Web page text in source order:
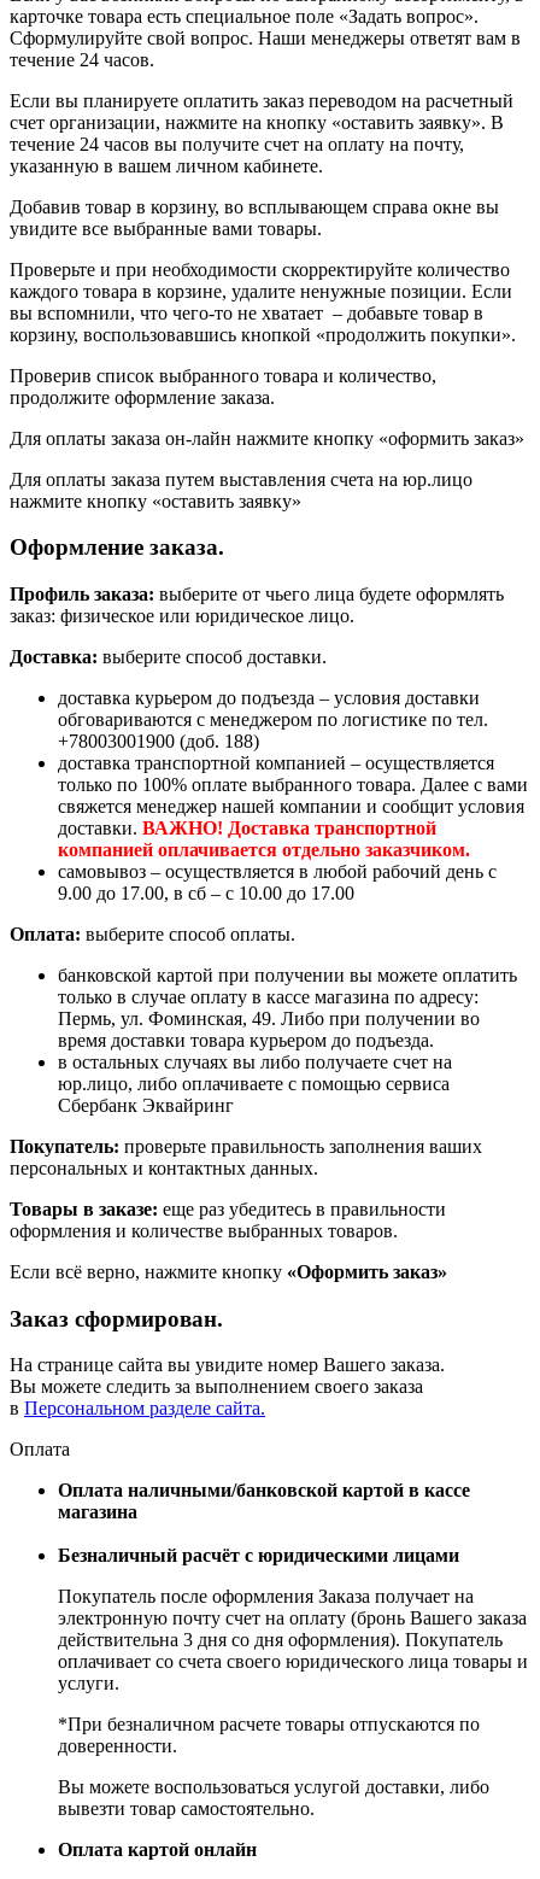
карточке товара есть специальное поле «Задать вопрос».
Сформулируйте свой вопрос. Наши менеджеры ответят вам в
течение 24 часов.
Если вы планируете оплатить заказ переводом на расчетный
счет организации, нажмите на кнопку «оставить заявку». В
течение 24 часов вы получите счет на оплату на почту,
указанную в вашем личном кабинете.
Добавив товар в корзину, во всплывающем справа окне вы
увидите все выбранные вами товары.
Проверьте и при необходимости скорректируйте количество
каждого товара в корзине, удалите ненужные позиции. Если
вы вспомнили, что чего-то не хватает – добавьте товар в
корзину, воспользовавшись кнопкой «продолжить покупки».
Проверив список выбранного товара и количество,
продолжите оформление заказа.
Для оплаты заказа он-лайн нажмите кнопку «оформить заказ»
Для оплаты заказа путем выставления счета на юр.лицо
нажмите кнопку «оставить заявку»
Оформление заказа.
Профиль заказа: выберите от чьего лица будете оформлять
заказ: физическое или юридическое лицо.
Доставка: выберите способ доставки.
доставка курьером до подъезда – условия доставки
обговариваются с менеджером по логистике по тел.
+78003001900 (доб. 188)
доставка транспортной компанией – осуществляется
только по 100% оплате выбранного товара. Далее с вами
свяжется менеджер нашей компании и сообщит условия
доставки. ВАЖНО! Доставка транспортной
компанией оплачивается отдельно заказчиком.
самовывоз – осуществляется в любой рабочий день с
9.00 до 17.00, в сб – с 10.00 до 17.00
Оплата: выберите способ оплаты.
банковской картой при получении вы можете оплатить
только в случае оплату в кассе магазина по адресу:
Пермь, ул. Фоминская, 49. Либо при получении во
время доставки товара курьером до подъезда.
в остальных случаях вы либо получаете счет на
юр.лицо, либо оплачиваете с помощью сервиса
Сбербанк Эквайринг
Покупатель: проверьте правильность заполнения ваших
персональных и контактных данных.
Товары в заказе: еще раз убедитесь в правильности
оформления и количестве выбранных товаров.
Если всё верно, нажмите кнопку «Оформить заказ»
Заказ сформирован.
На странице сайта вы увидите номер Вашего заказа.
Вы можете следить за выполнением своего заказа
в Персональном разделе сайта.
Оплата
Оплата наличными/банковской картой в кассе
магазина
Безналичный расчёт с юридическими лицами
Покупатель после оформления Заказа получает на
электронную почту счет на оплату (бронь Вашего заказа
действительна 3 дня со дня оформления). Покупатель
оплачивает со счета своего юридического лица товары и
услуги.
*При безналичном расчете товары отпускаются по
доверенности.
Вы можете воспользоваться услугой доставки, либо
вывезти товар самостоятельно.
Оплата картой онлайн